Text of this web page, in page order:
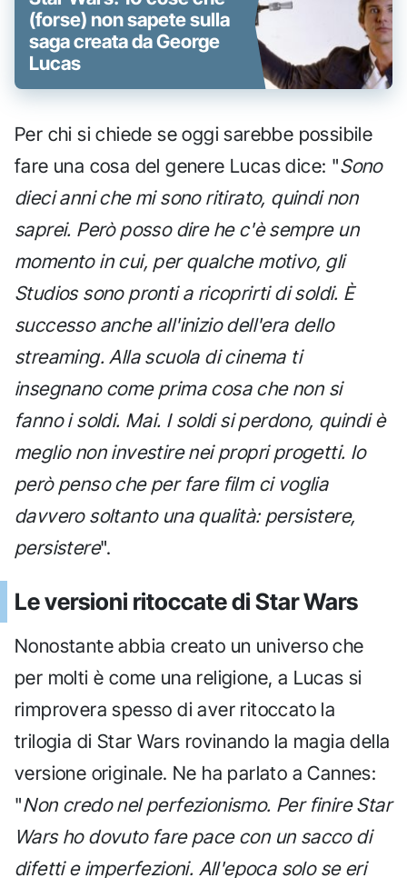
(forse) non sapete sulla
saga creata da George
Lucas
Per chi si chiede se oggi sarebbe possibile
fare una cosa del genere Lucas dice: "Sono
dieci anni che mi sono ritirato, quindi non
saprei. Però posso dire he c'è sempre un
momento in cui, per qualche motivo, gli
Studios sono pronti a ricoprirti di soldi. È
successo anche all'inizio dell'era dello
streaming. Alla scuola di cinema ti
insegnano come prima cosa che non si
fanno i soldi. Mai. I soldi si perdono, quindi è
meglio non investire nei propri progetti. Io
però penso che per fare film ci voglia
davvero soltanto una qualità: persistere,
persistere".
Le versioni ritoccate di Star Wars
Nonostante abbia creato un universo che
per molti è come una religione, a Lucas si
rimprovera spesso di aver ritoccato la
trilogia di Star Wars rovinando la magia della
versione originale. Ne ha parlato a Cannes:
"Non credo nel perfezionismo. Per finire Star
Wars ho dovuto fare pace con un sacco di
difetti e imperfezioni. All'epoca solo se eri